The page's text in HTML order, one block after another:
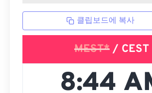
클립보드에 복사
MEST* / CEST